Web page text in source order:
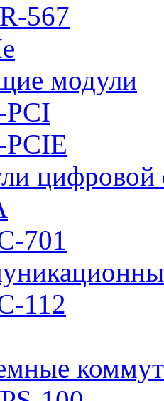
567
модули
PCI
цифровой
701
112